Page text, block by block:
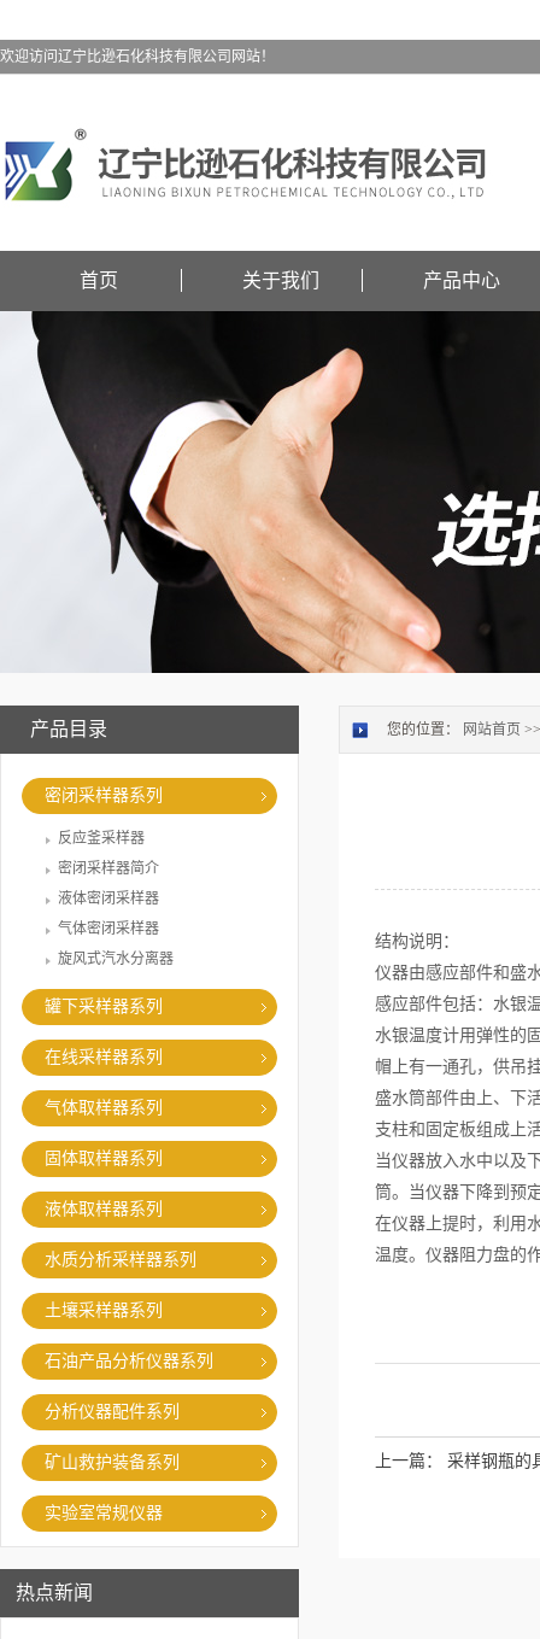
欢迎访问辽宁比逊石化科技有限公司网站！
首页 关于我们 产品中心
产品目录
密闭采样器系列
反应釜采样器
密闭采样器简介
液体密闭采样器
气体密闭采样器
旋风式汽水分离器
罐下采样器系列
在线采样器系列
气体取样器系列
固体取样器系列
液体取样器系列
水质分析采样器系列
土壤采样器系列
石油产品分析仪器系列
分析仪器配件系列
矿山救护装备系列
实验室常规仪器
热点新闻
您的位置： 网站首页
结构说明：
仪器由感应部件和盛
感应部件包括：水银
水银温度计用弹性的
帽上有一通孔，供吊
盛水筒部件由上、下
支柱和固定板组成上
当仪器放入水中以及
筒。当仪器下降到预
在仪器上提时，利用
温度。仪器阻力盘的
上一篇： 采样钢瓶的